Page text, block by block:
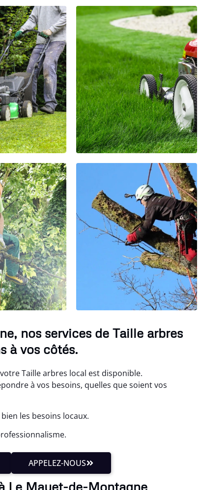
nos services de Taille arbres
à vos côtés.
Taille arbres local est disponible.
à vos besoins, quelles que soient vos
les besoins locaux.
APPELEZ-NOUS
Le Mayet-de-Montagne